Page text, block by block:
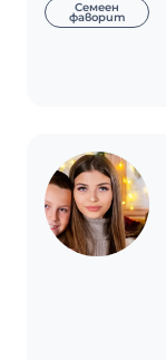
Семеен
фаворит